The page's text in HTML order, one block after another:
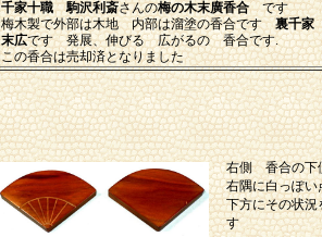
千家十職 駒沢利斎さんの梅の木末廣香合です
梅木製で外部は木地 内部は溜塗の香合です裏千家
末広です 発展、伸びる 広がるの 香合です.
この香合は売却済となりました
右側 香合の下
右隅に白っぽい
下方にその状況
す